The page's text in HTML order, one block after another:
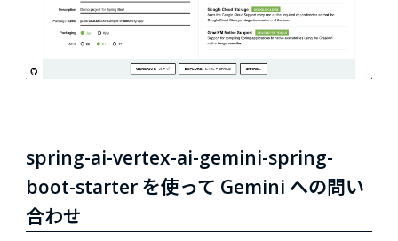
spring-ai-vertex-ai-gemini-spring-
boot-starter を使って Gemini への問い
合わせ